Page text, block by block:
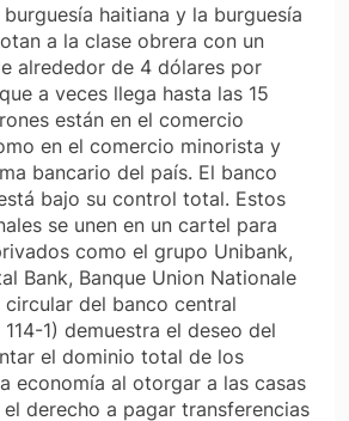
haitiana y la burguesía
a la clase obrera con un
alrededor de 4 dólares por
a veces llega hasta las 15
están en el comercio
en el comercio minorista y
bancario del país. El banco
bajo su control total. Estos
se unen en un cartel para
como el grupo Unibank,
Bank, Banque Union Nationale
circular del banco central
1) demuestra el deseo del
el dominio total de los
economía al otorgar a las casas
derecho a pagar transferencias